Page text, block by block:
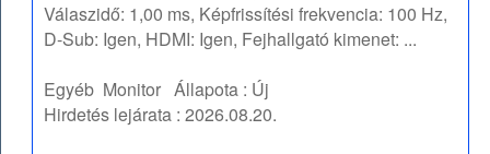
Válaszidő: 1,00 ms, Képfrissítési frekvencia: 100 Hz,
D-Sub: Igen, HDMI: Igen, Fejhallgató kimenet: ...
Egyéb Monitor Állapota : Új
Hirdetés lejárata :2026.08.20.